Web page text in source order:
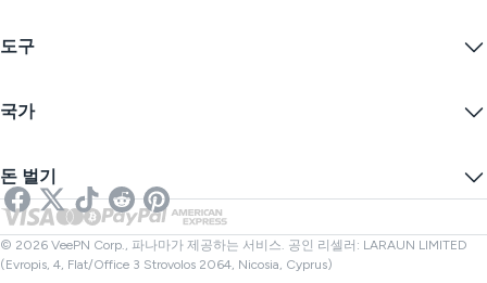
무료 VPN
학생 할인
블로그
개인정보 보호정책
쿠키 기본 설정
인터넷 개인정보 보호
익명 IP
스트리밍을 위한 VPN
넷플릭스 VPN
도구
IP 숨기기
온라인 SMS
링크 검사기
파일 검사기
국가
영국 VPN
캐나다 VPN
터키 VPN
돈 벌기
제휴사
© 2026 VeePN Corp., 파나마가 제공하는 서비스. 공인 리셀러: LARAUN LIMITED
(Evropis, 4, Flat/Office 3 Strovolos 2064, Nicosia, Cyprus)